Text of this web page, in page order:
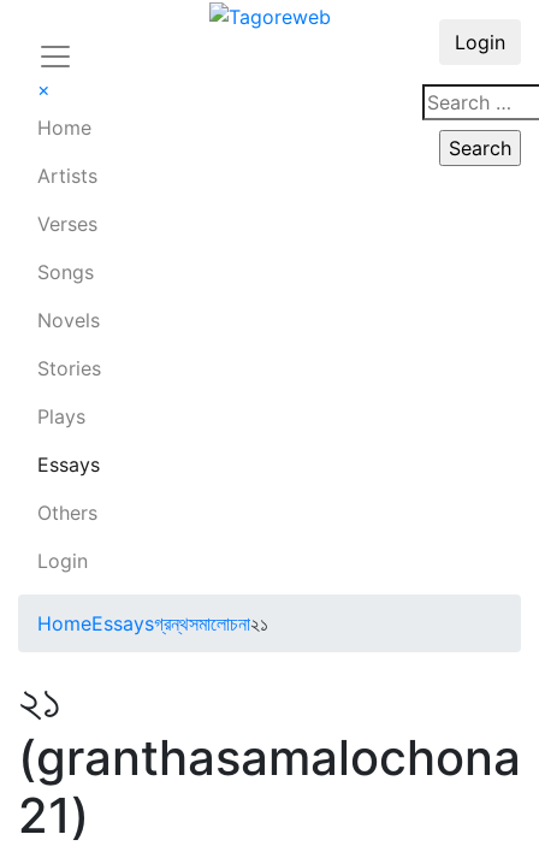
×
Home
Artists
Verses
Songs
Novels
Stories
Plays
Essays
Others
Login
Login
HomeEssaysগ্রন্থসমালোচনা২১
২১
(granthasamalochona
21)